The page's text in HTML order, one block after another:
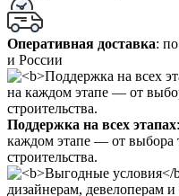
Оперативная доставка:
и России
Поддержка на всех этапах
каждом этапе — от выбора
строительства.